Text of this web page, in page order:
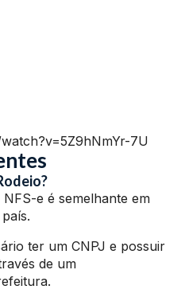
7U
e é semelhante em
ter um CNPJ e possuir
de um